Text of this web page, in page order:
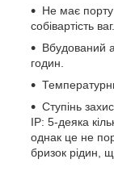
Не має порту
собівартість ваг.
Вбудований
годин.
Ступінь
IP: 5-деяка
однак це не
бризок рідин,